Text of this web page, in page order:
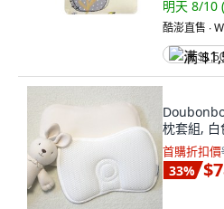
明天 8/10
酷澎直售 ∙
满
枕套組, 白
首購折扣價
33%